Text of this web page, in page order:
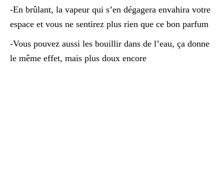
-En brûlant, la vapeur qui s’en dégagera envahira votre
espace et vous ne sentirez plus rien que ce bon parfum
-Vous pouvez aussi les bouillir dans de l’eau, ça donne
le même effet, mais plus doux encore